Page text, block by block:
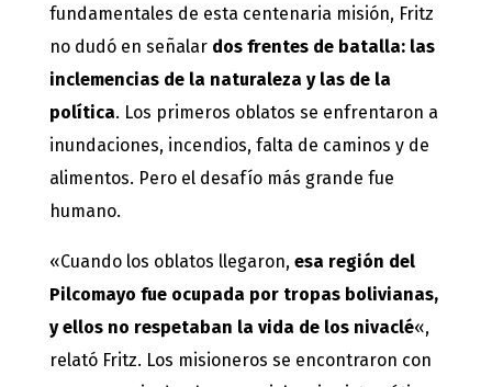
fundamentales de esta centenaria misión, Fritz
no dudó en señalar dos frentes de batalla: las
inclemencias de la naturaleza y las de la
política. Los primeros oblatos se enfrentaron a
inundaciones, incendios, falta de caminos y de
alimentos. Pero el desafío más grande fue
humano.
«Cuando los oblatos llegaron, esa región del
Pilcomayo fue ocupada por tropas bolivianas,
y ellos no respetaban la vida de los nivaclé«,
relató Fritz. Los misioneros se encontraron con